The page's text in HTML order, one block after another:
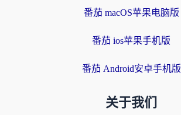
番茄 macOS苹果电脑版
番茄 ios苹果手机版
番茄 Android安卓手机版
关于我们